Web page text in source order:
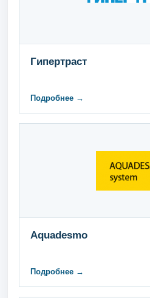
Гипертраст
Подробнее →
Aquadesmo
Подробнее →